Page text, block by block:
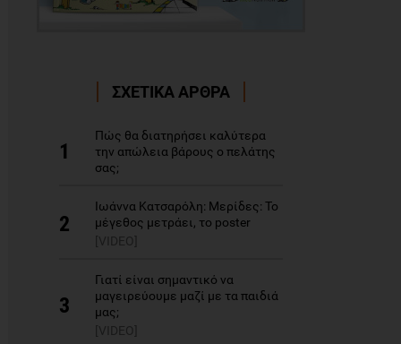
ΣΧΕΤΙΚΑ ΑΡΘΡΑ
1
Πώς θα διατηρήσει καλύτερα
την απώλεια βάρους ο πελάτης
σας;
2
Ιωάννα Κατσαρόλη: Μερίδες: Το
μέγεθος μετράει, το poster
[VIDEO]
3
Γιατί είναι σημαντικό να
μαγειρεύουμε μαζί με τα παιδιά
μας;
[VIDEO]